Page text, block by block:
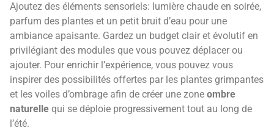
Ajoutez des éléments sensoriels: lumière chaude en soirée,
parfum des plantes et un petit bruit d’eau pour une
ambiance apaisante. Gardez un budget clair et évolutif en
privilégiant des modules que vous pouvez déplacer ou
ajouter. Pour enrichir l’expérience, vous pouvez vous
inspirer des possibilités offertes par les plantes grimpantes
et les voiles d’ombrage afin de créer une zone ombre
naturelle qui se déploie progressivement tout au long de
l’été.